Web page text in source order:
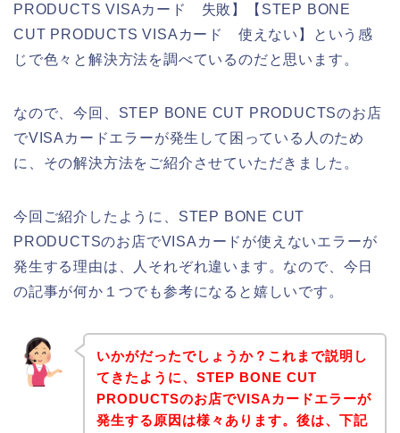
PRODUCTS VISAカード 失敗】【STEP BONE
CUT PRODUCTS VISAカード 使えない】という感
じで色々と解決方法を調べているのだと思います。
なので、今回、STEP BONE CUT PRODUCTSのお店
でVISAカードエラーが発生して困っている人のため
に、その解決方法をご紹介させていただきました。
今回ご紹介したように、STEP BONE CUT
PRODUCTSのお店でVISAカードが使えないエラーが
発生する理由は、人それぞれ違います。なので、今日
の記事が何か１つでも参考になると嬉しいです。
いかがだったでしょうか？これまで説明し
てきたように、STEP BONE CUT
PRODUCTSのお店でVISAカードエラーが
発生する原因は様々あります。後は、下記